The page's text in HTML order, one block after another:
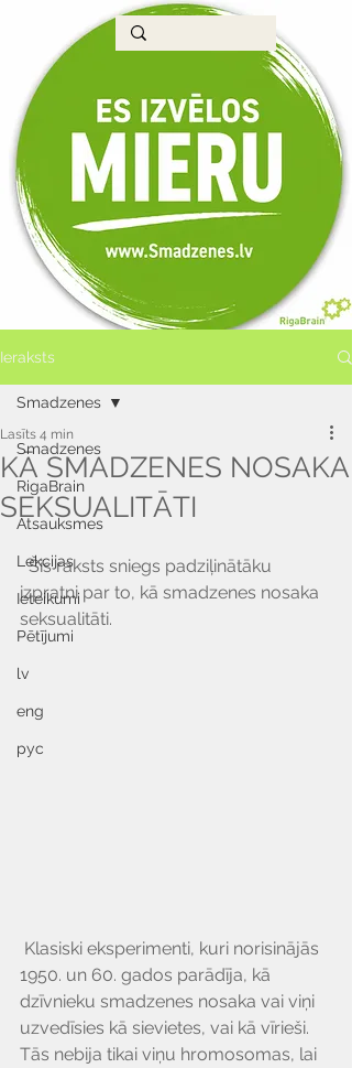
Ieraksts
Smadzenes
RigaBrain
Atsauksmes
Lekcijas
Ieteikumi
Pētījumi
lv
eng
рус
Smadzenes
KĀ SMADZENES NOSAKA
SEKSUALITĀTI
Lasīts 4 min
  Šis raksts sniegs padziļinātāku
izpratni par to, kā smadzenes nosaka
seksualitāti.
1950. un 60. gados parādīja, kā
dzīvnieku smadzenes nosaka vai viņi
uzvedīsies kā sievietes, vai kā vīrieši.
Tās nebija tikai viņu hromosomas, lai